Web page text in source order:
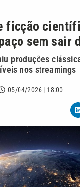
ficção
sem sair
produções
nos streamings
05/04/2026 | 18:00